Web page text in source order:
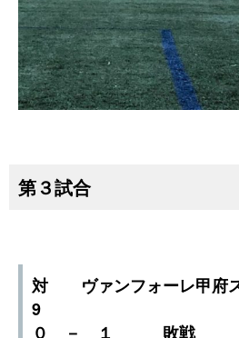
第３試合
対 ヴァンフォーレ甲府
9
０ － １ 敗戦